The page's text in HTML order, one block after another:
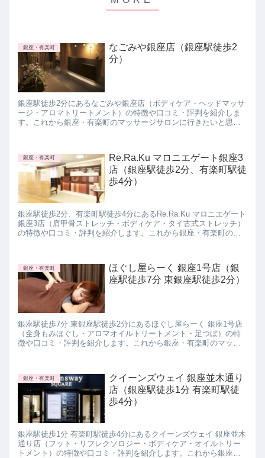
銀座・有楽町
なごみや銀座店（銀座駅徒歩2
分）
銀座駅徒歩2分にあるなごみや銀座店（ボディケア・ヘッドマッサ
ージ・アロマトリートメント）の特徴や口コミ・評判を紹介しま
す。これから銀座・有楽町のマッサージサロンに行きたいと思っ
銀座・有楽町
Re.Ra.Ku マロニエゲート銀座3
店（銀座駅徒歩2分、有楽町駅徒
歩4分）
銀座駅徒歩2分、有楽町駅徒歩4分にあるRe.Ra.Ku マロニエゲート
銀座3店（肩甲骨ストレッチ・ボディケア・タイ古式ストレッチ）
の特徴や口コミ・評判を紹介します。これから銀座・有楽町のマ
銀座・有楽町
ほぐし屋らーく 銀座1号店（銀
座駅徒歩7分 東銀座駅徒歩2分）
銀座駅徒歩7分 東銀座駅徒歩2分にあるほぐし屋らーく 銀座1号店
（全身もみほぐし・アロマオイルトリートメント・足つぼ）の特
徴や口コミ・評判を紹介します。これから銀座・有楽町のマッサ
銀座・有楽町
クイーンズウェイ 銀座並木通り
店（銀座駅徒歩1分 有楽町駅徒
歩4分）
銀座駅徒歩1分 有楽町駅徒歩4分にあるクイーンズウェイ 銀座並木
通り店（フット・リフレクソロジー・ボディケア・オイルトリー
トメント）の特徴や口コミ・評判を紹介します。これから銀座・